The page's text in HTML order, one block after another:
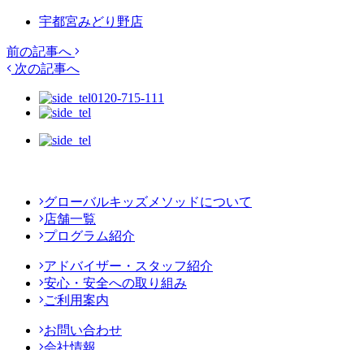
宇都宮みどり野店
前の記事へ
次の記事へ
0120-715-111
グローバルキッズメソッドについて
店舗一覧
プログラム紹介
アドバイザー・スタッフ紹介
安心・安全への取り組み
ご利用案内
お問い合わせ